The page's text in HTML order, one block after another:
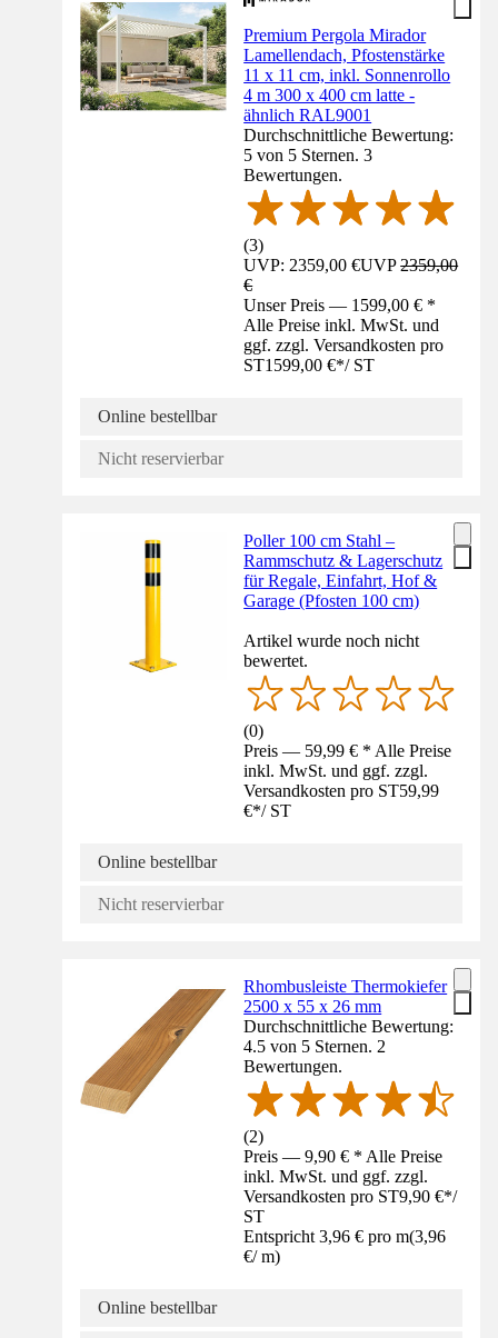
Premium Pergola Mirador
Lamellendach, Pfostenstärke
11 x 11 cm, inkl. Sonnenrollo
4 m 300 x 400 cm latte -
ähnlich RAL9001
Durchschnittliche Bewertung:
5 von 5 Sternen. 3
Bewertungen.
(3)
UVP: 2359,00 €UVP2359,00
€
Unser Preis — 1599,00 € *
Alle Preise inkl. MwSt. und
ggf. zzgl. Versandkosten pro
ST1599,00 €*/ ST
Online bestellbar
Nicht reservierbar
Poller 100 cm Stahl –
Rammschutz & Lagerschutz
für Regale, Einfahrt, Hof &
Garage (Pfosten 100 cm)
Artikel wurde noch nicht
bewertet.
(0)
Preis — 59,99 € * Alle Preise
inkl. MwSt. und ggf. zzgl.
Versandkosten pro ST59,99
€*/ ST
Online bestellbar
Nicht reservierbar
Rhombusleiste Thermokiefer
2500 x 55 x 26 mm
Durchschnittliche Bewertung:
4.5 von 5 Sternen. 2
Bewertungen.
(2)
Preis — 9,90 € * Alle Preise
inkl. MwSt. und ggf. zzgl.
Versandkosten pro ST9,90 €*/
ST
Entspricht 3,96 € pro m(3,96
€/ m)
Online bestellbar